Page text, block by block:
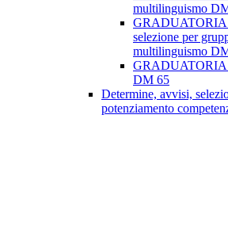
multilinguismo
selezione per
multilinguismo
DM 65
Determine, avvisi,
potenziamento